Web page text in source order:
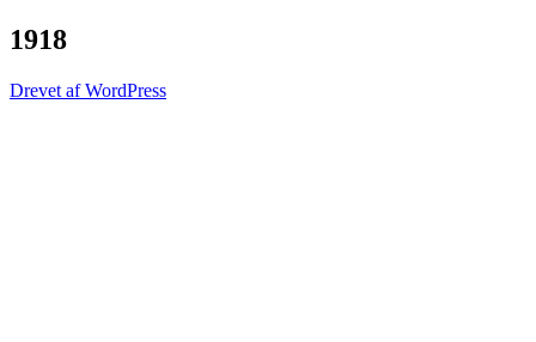
1918
Drevet af WordPress